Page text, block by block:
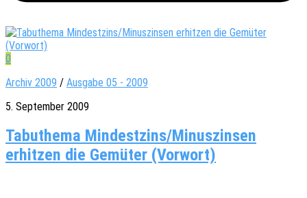
0
Archiv 2009 / Ausgabe 05 - 2009
5. September 2009
Tabuthema Mindestzins/Minuszinsen
erhitzen die Gemüter (Vorwort)